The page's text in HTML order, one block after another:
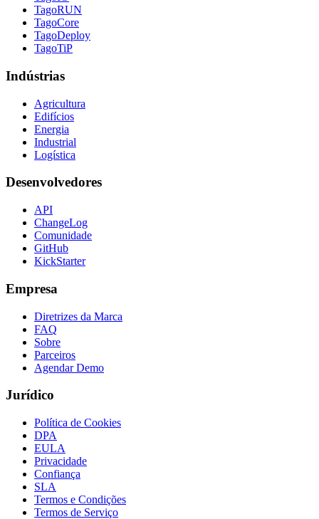
TagoRUN
TagoCore
TagoDeploy
TagoTiP
Indústrias
Agricultura
Edifícios
Energia
Industrial
Logística
Desenvolvedores
API
ChangeLog
Comunidade
GitHub
KickStarter
Empresa
Diretrizes da Marca
FAQ
Sobre
Parceiros
Agendar Demo
Jurídico
Política de Cookies
DPA
EULA
Privacidade
Confiança
SLA
Termos e Condições
Termos de Serviço